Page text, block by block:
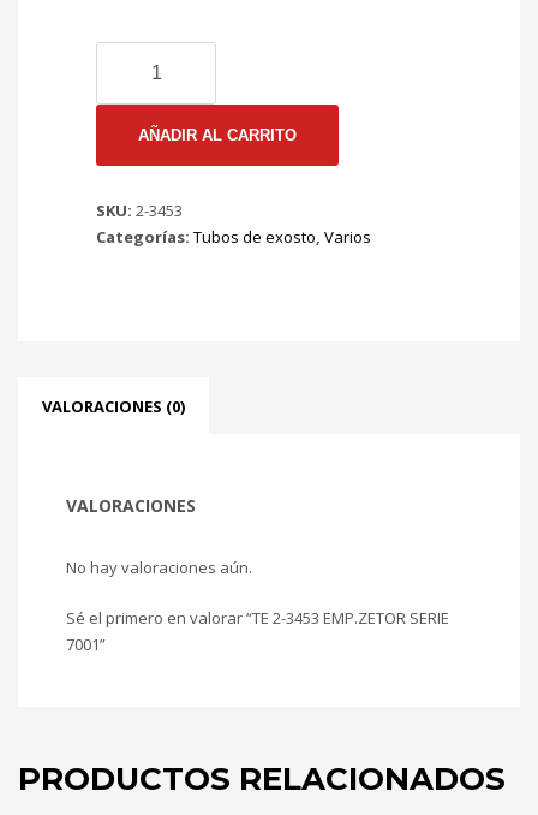
3453
EMP.ZETOR
SERIE
cantidad
AÑADIR AL CARRITO
SKU: 2-3453
Categorías: Tubos de exosto, Varios
VALORACIONES (0)
VALORACIONES
No hay valoraciones aún.
Sé el primero en valorar “TE 2-3453 EMP.ZETOR SERIE
7001”
PRODUCTOS RELACIONADOS